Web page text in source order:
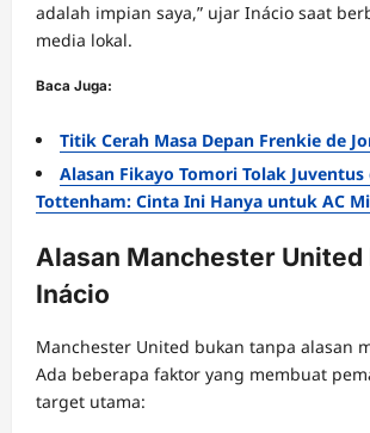
adalah impian saya,” ujar Inácio saat
media lokal.
Baca Juga:
Titik Cerah Masa Depan Frenkie de
Alasan Fikayo Tomori Tolak Juventus
Tottenham: Cinta Ini Hanya untuk AC
Alasan Manchester
Inácio
Manchester United bukan tanpa alasan
Ada beberapa faktor yang membuat
target utama: